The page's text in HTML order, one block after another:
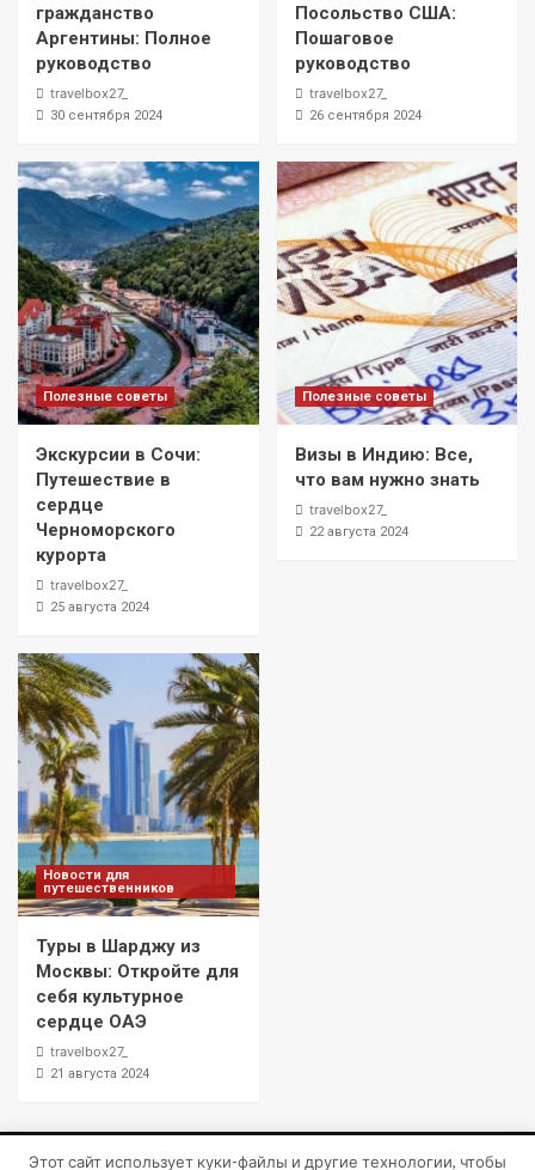
гражданство
Аргентины: Полное
руководство
travelbox27_
30 сентября 2024
Посольство США:
Пошаговое
руководство
travelbox27_
26 сентября 2024
Полезные советы
Экскурсии в Сочи:
Путешествие в
сердце
Черноморского
курорта
travelbox27_
25 августа 2024
Полезные советы
Визы в Индию: Все,
что вам нужно знать
travelbox27_
22 августа 2024
Новости для
путешественников
Туры в Шарджу из
Москвы: Откройте для
себя культурное
сердце ОАЭ
travelbox27_
21 августа 2024
Этот сайт использует куки-файлы и другие технологии, чтобы